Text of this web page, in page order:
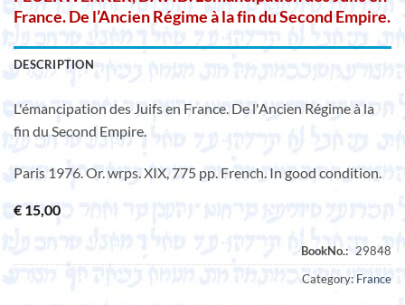
France. De l’Ancien Régime à la fin du Second Empire.
DESCRIPTION
L'émancipation des Juifs en France. De l'Ancien Régime à la
fin du Second Empire.
Paris 1976. Or. wrps. XIX, 775 pp. French. In good condition.
€ 15,00
Category: France